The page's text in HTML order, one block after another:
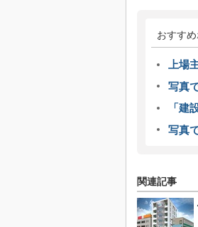
おすす
上場
写真
「建
写真
関連記事